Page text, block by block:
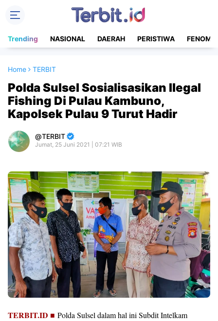
Trending NASIONAL DAERAH PERISTIWA
Home TERBIT
Polda Sulsel Sosialisasikan Ilegal
Fishing Di Pulau Kambuno,
Kapolsek Pulau 9 Turut Hadir
TERBIT
Jumat, 25 Juni 2021 | 07:21 WIB
TERBIT.ID ■ Polda Sulsel dalam hal ini Subdit Intelkam